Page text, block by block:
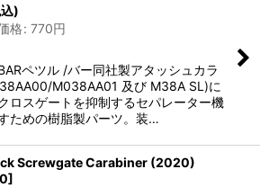
)
格: 770円
ペツル /バー同社製アタッシュカラ
M038AA01 及び M38A SL)に
ロスゲートを抑制するセパレーター機
ための樹脂製パーツ。装…
Screwgate Carabiner (2020)
]